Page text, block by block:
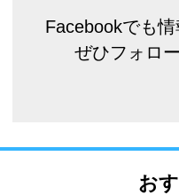
Facebookでも情
ぜひフォロ
お